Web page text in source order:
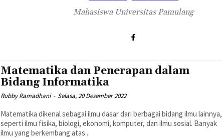
Mahasiswa Universitas Pamulang
Matematika dan Penerapan dalam
Bidang Informatika
Rubby Ramadhani - Selasa, 20 Desember 2022
Matematika dikenal sebagai ilmu dasar dari berbagai bidang ilmu lainnya,
seperti ilmu fisika, biologi, ekonomi, komputer, dan ilmu sosial. Banyak
ilmu yang berkembang atas...